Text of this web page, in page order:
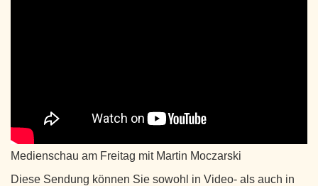
Medienschau am Freitag mit Martin Moczarski
Diese Sendung können Sie sowohl in Video- als auch in